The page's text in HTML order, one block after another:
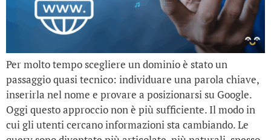
Per molto tempo scegliere un dominio è stato un
passaggio quasi tecnico: individuare una parola chiave,
inserirla nel nome e provare a posizionarsi su Google.
Oggi questo approccio non è più sufficiente. Il modo in
cui gli utenti cercano informazioni sta cambiando. Le